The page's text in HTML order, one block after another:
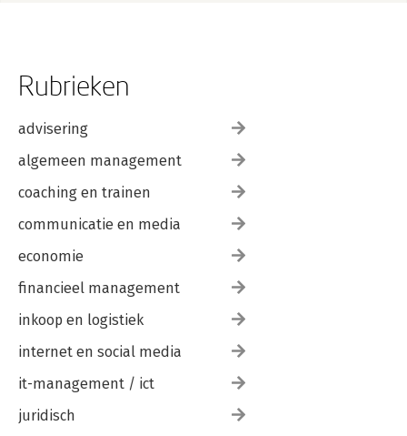
Rubrieken
advisering
algemeen management
coaching en trainen
communicatie en media
economie
financieel management
inkoop en logistiek
internet en social media
it-management / ict
juridisch